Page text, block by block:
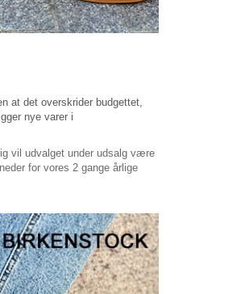
at det overskrider budgettet,
nye varer i
vil udvalget under udsalg være
for vores 2 gange årlige